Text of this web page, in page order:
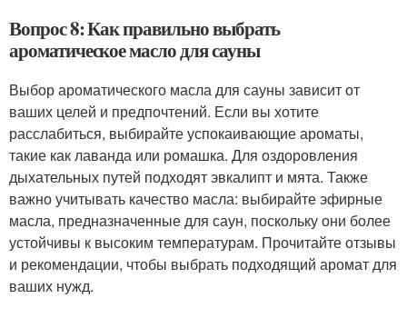
Вопрос 8: Как правильно выбрать
ароматическое масло для сауны
Выбор ароматического масла для сауны зависит от
ваших целей и предпочтений. Если вы хотите
расслабиться, выбирайте успокаивающие ароматы,
такие как лаванда или ромашка. Для оздоровления
дыхательных путей подходят эвкалипт и мята. Также
важно учитывать качество масла: выбирайте эфирные
масла, предназначенные для саун, поскольку они более
устойчивы к высоким температурам. Прочитайте отзывы
и рекомендации, чтобы выбрать подходящий аромат для
ваших нужд.